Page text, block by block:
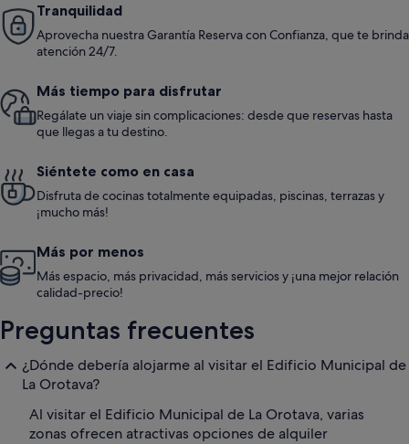
Tranquilidad
Aprovecha nuestra Garantía Reserva con Confianza, que te brinda
atención 24/7.
Más tiempo para disfrutar
Regálate un viaje sin complicaciones: desde que reservas hasta
que llegas a tu destino.
Siéntete como en casa
Disfruta de cocinas totalmente equipadas, piscinas, terrazas y
¡mucho más!
Más por menos
Más espacio, más privacidad, más servicios y ¡una mejor relación
calidad-precio!
Preguntas frecuentes
¿Dónde debería alojarme al visitar el Edificio Municipal de
La Orotava?
Al visitar el Edificio Municipal de La Orotava, varias
zonas ofrecen atractivas opciones de alquiler